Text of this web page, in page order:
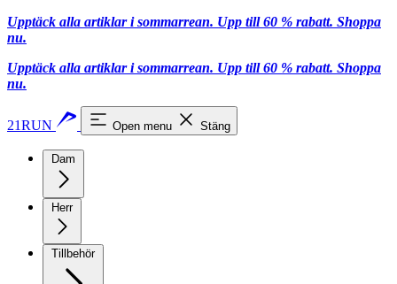
Upptäck alla artiklar i sommarrean. Upp till 60 % rabatt. Shoppa
nu.
Upptäck alla artiklar i sommarrean. Upp till 60 % rabatt. Shoppa
nu.
21RUN Open menu Stäng
Dam
Herr
Tillbehör